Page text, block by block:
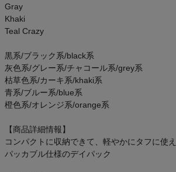
商品レビュー
アウトレットセール
スタッフコーディネート
スタッフブログ
Gray
Khaki
Teal Crazy
黒系/ブラック系/black系
灰色系/グレー系/チャコール系/grey系
枯草色系/カーキ系/khaki系
青系/ブルー系/blue系
橙色系/オレンジ系/orange系
【商品詳細情報】
コンパクトに収納できて、軽やかにタフに使え
パッカブル仕様のデイパック